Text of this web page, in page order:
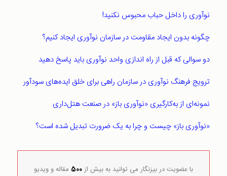
نوآوری را داخل حباب محبوس نکنید!
چگونه بدون ایجاد مقاومت در سازمان نوآوری ايجاد كنيم؟
دو سوالی که قبل از راه اندازی واحد نوآوری باید پاسخ دهید
ترويج فرهنگ نوآوری در سازمان راهی برای خلق ایده‌های سودآور
نمونه‌ای از به‌کارگیری «نوآوری باز» در صنعت هتل‌داری
«نوآوری باز» چیست و چرا به یک ضرورت تبدیل شده است؟
با عضویت در بیزنگار می توانید به بیش از500 مقاله و ویدیو